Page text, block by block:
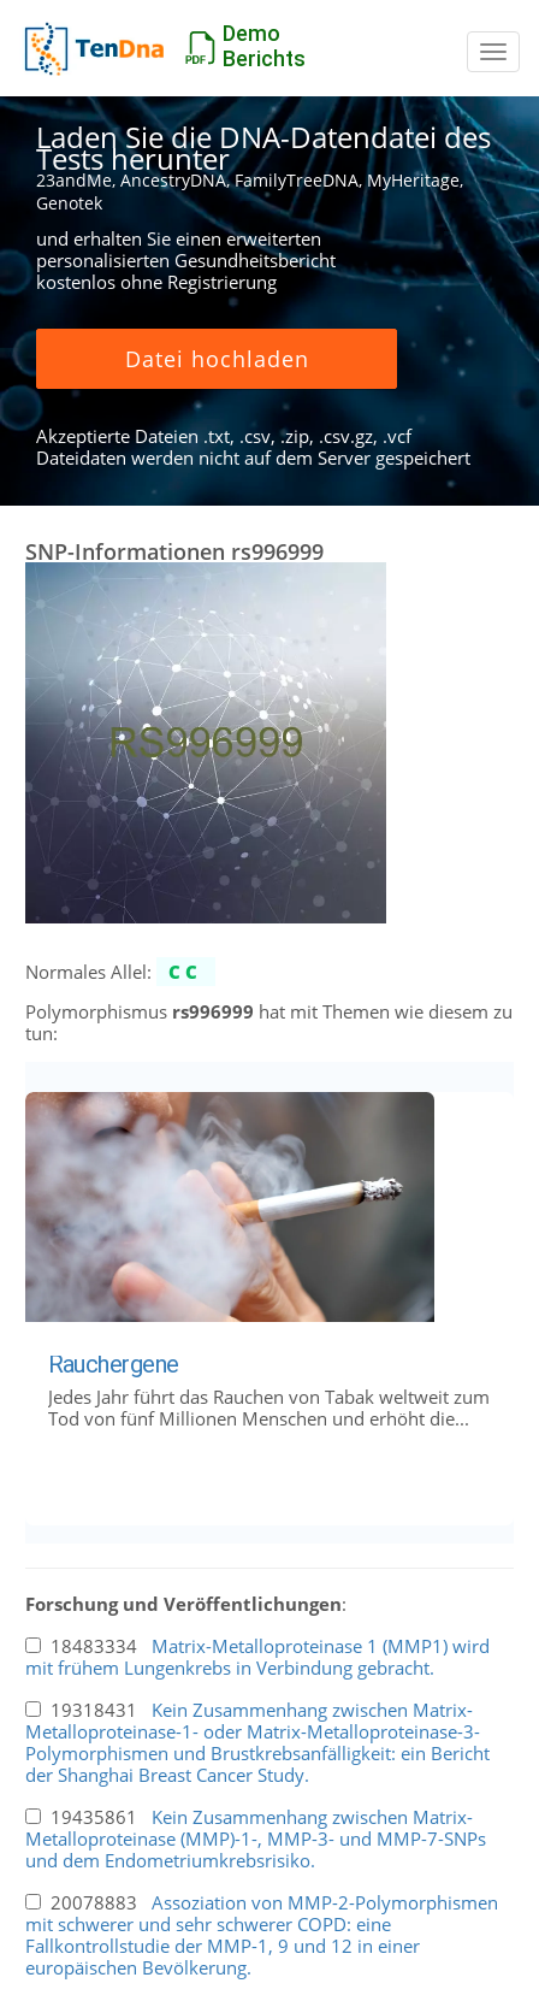
Demo
Berichts
Laden Sie die DNA-Datendatei des
Tests herunter
23andMe, AncestryDNA, FamilyTreeDNA, MyHeritage,
Genotek
und erhalten Sie einen erweiterten
personalisierten Gesundheitsbericht
kostenlos ohne Registrierung
Datei hochladen
Akzeptierte Dateien .txt, .csv, .zip, .csv.gz, .vcf
Dateidaten werden nicht auf dem Server gespeichert
SNP-Informationen rs996999
Normales Allel:
CC
Polymorphismus rs996999 hat mit Themen wie diesem zu
tun:
Rauchergene
Jedes Jahr führt das Rauchen von Tabak weltweit zum
Tod von fünf Millionen Menschen und erhöht die...
Forschung und Veröffentlichungen:
18483334 Matrix-Metalloproteinase 1 (MMP1) wird
mit frühem Lungenkrebs in Verbindung gebracht.
19318431 Kein Zusammenhang zwischen Matrix-
Metalloproteinase-1- oder Matrix-Metalloproteinase-3-
Polymorphismen und Brustkrebsanfälligkeit: ein Bericht
der Shanghai Breast Cancer Study.
19435861 Kein Zusammenhang zwischen Matrix-
Metalloproteinase (MMP)-1-, MMP-3- und MMP-7-SNPs
und dem Endometriumkrebsrisiko.
20078883 Assoziation von MMP-2-Polymorphismen
mit schwerer und sehr schwerer COPD: eine
Fallkontrollstudie der MMP-1, 9 und 12 in einer
europäischen Bevölkerung.